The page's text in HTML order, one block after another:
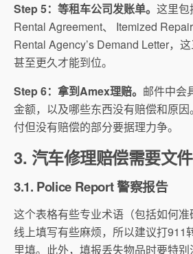
Step 5：等租车公司发账单。 这里包
Rental Agreement、 Itemized
Rental Agency’s Demand Letter，
甚至更久才能到位。
Step 6：拿到Amex理赔。 邮件中会
金额， 以及哪些东西没有赔偿和原因。
付但没有赔偿的部分要据理力争。
3. 汽车修理赔偿需要文件
3.1. Police Report 警察报告
这个表格有些专业术语（包括如何准
线上填写有些麻烦，所以建议打911
里填。此外，填报丢失物品时要特